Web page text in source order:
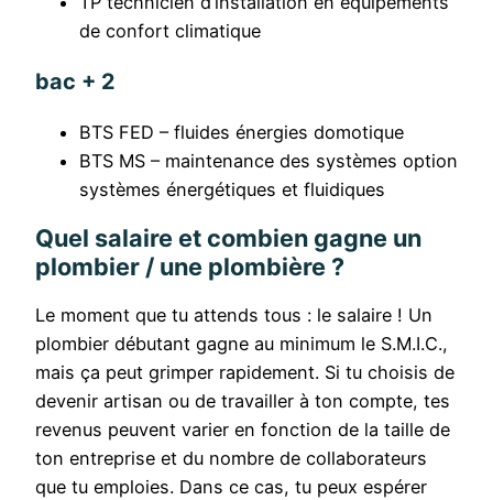
de confort climatique
bac + 2
BTS FED – fluides énergies domotique
BTS MS – maintenance des systèmes option
systèmes énergétiques et fluidiques
Quel salaire et combien gagne un
plombier / une plombière ?
Le moment que tu attends tous : le salaire ! Un
plombier débutant gagne au minimum le S.M.I.C.,
mais ça peut grimper rapidement. Si tu choisis de
devenir artisan ou de travailler à ton compte, tes
revenus peuvent varier en fonction de la taille de
ton entreprise et du nombre de collaborateurs
que tu emploies. Dans ce cas, tu peux espérer